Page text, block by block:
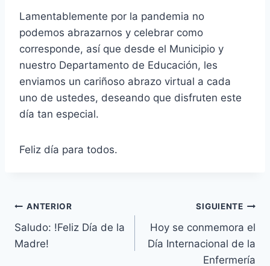
Lamentablemente por la pandemia no
podemos abrazarnos y celebrar como
corresponde, así que desde el Municipio y
nuestro Departamento de Educación, les
enviamos un cariñoso abrazo virtual a cada
uno de ustedes, deseando que disfruten este
día tan especial.
Feliz día para todos.
ANTERIOR
Saludo: !Feliz Día de la
Madre!
SIGUIENTE
Hoy se conmemora el
Día Internacional de la
Enfermería